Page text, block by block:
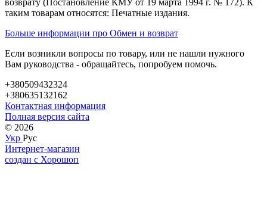
таким товарам относятся: Печатные издания.
Больше информации про Обмен и возврат
Если возникли вопросы по товару, или не нашли нужного
Вам руководства - обращайтесь, попробуем помочь.
+380509432324
+380635132162
Контактная информация
Полная версия сайта
© 2026
Укр Рус
Интернет-магазин
создан с Хорошоп